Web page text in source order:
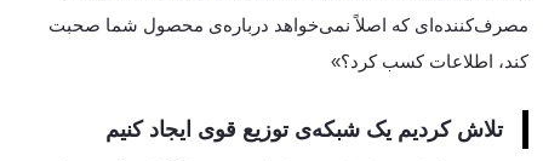
مصرف‌کننده‌ای که اصلاً نمی‌خواهد درباره‌ی محصول شما صحبت
کند، اطلاعات کسب کرد؟»
تلاش کردیم یک شبکه‌ی توزیع قوی ایجاد کنیم